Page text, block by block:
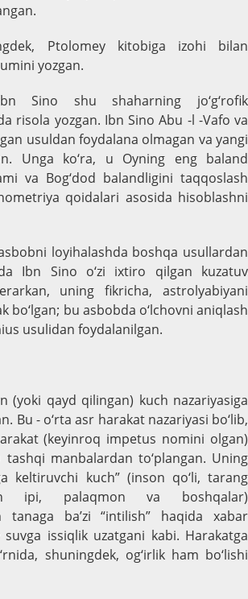
Ptolomey kitobiga izohi bilan
yozgan.
Sino shu shaharning jo‘g‘rofik
risola yozgan. Ibn Sino Abu -l -Vafo va
usuldan foydalana olmagan va yangi
Unga ko‘ra, u Oyning eng baland
va Bog‘dod balandligini taqqoslash
qoidalari asosida hisoblashni
loyihalashda boshqa usullardan
Ibn Sino o‘zi ixtiro qilgan kuzatuv
uning fikricha, astrolyabiyani
bo‘lgan; bu asbobda o‘lchovni aniqlash
usulidan foydalanilgan.
(yoki qayd qilingan) kuch nazariyasiga
Bu - o‘rta asr harakat nazariyasi bo‘lib,
(keyinroq impetus nomini olgan)
manbalardan to‘plangan. Uning
keltiruvchi kuch” (inson qo‘li, tarang
ipi, palaqmon va boshqalar)
tanaga ba’zi “intilish” haqida xabar
suvga issiqlik uzatgani kabi. Harakatga
shuningdek, og‘irlik ham bo‘lishi